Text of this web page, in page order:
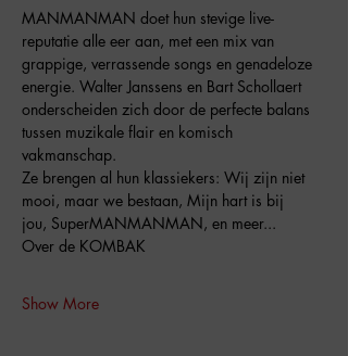
MANMANMAN doet hun stevige live-
reputatie alle eer aan, met een mix van
grappige, verrassende songs en genadeloze
energie. Walter Janssens en Bart Schollaert
onderscheiden zich door de perfecte balans
tussen muzikale flair en komisch
vakmanschap.
Ze brengen al hun klassiekers: Wij zijn niet
mooi, maar we bestaan, Mijn hart is bij
jou, SuperMANMANMAN, en meer...
Over de KOMBAK
Show More